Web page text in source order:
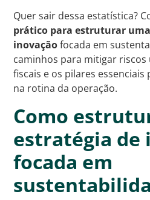
Quer sair dessa estatística?
prático para estruturar
inovaçãofocada em
caminhos para mitigar riscos
fiscais e os pilares
na rotina da operação.
Como
estratégia de
focada em